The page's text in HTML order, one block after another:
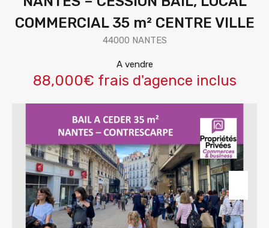
COMMERCIAL 35 m² CENTRE VILLE
44000 NANTES
A vendre
88,000€ frais d'agence inclus